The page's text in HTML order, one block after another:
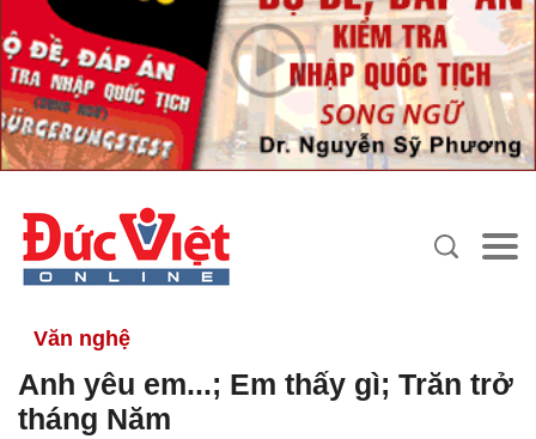
Văn nghệ
Anh yêu em...; Em thấy gì; Trăn trở
tháng Năm